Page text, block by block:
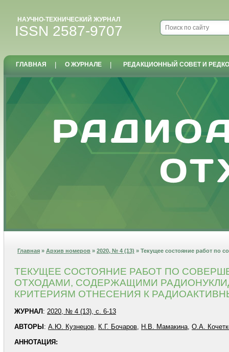
НАУЧНО-ТЕХНИЧЕСКИЙ ЖУРНАЛ
ISSN 2587-9707
ГЛАВНАЯ О ЖУРНАЛЕ РЕДАКЦИОННЫЙ СОВЕТ И
Главная » Архив номеров » 2020, № 4 (13) » Текущее состояние работ
ТЕКУЩЕЕ СОСТОЯНИЕ РАБОТ ПО
ОТХОДАМИ, СОДЕРЖАЩИМИ
КРИТЕРИЯМ ОТНЕСЕНИЯ К
ЖУРНАЛ : 2020, № 4 (13), с. 6-13
АВТОРЫ : А.Ю. Кузнецов, К.Г. Бочаров, Н.В. Мамакина, О.А.
АННОТАЦИЯ: